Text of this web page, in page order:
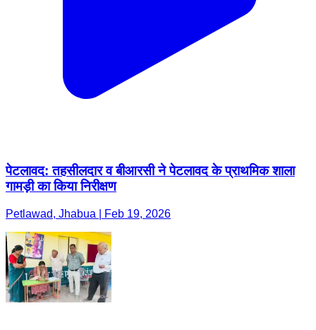
पेटलावद: तहसीलदार व बीआरसी ने पेटलावद के प्राथमिक शाला
गामड़ी का किया निरीक्षण
Petlawad, Jhabua | Feb 19, 2026